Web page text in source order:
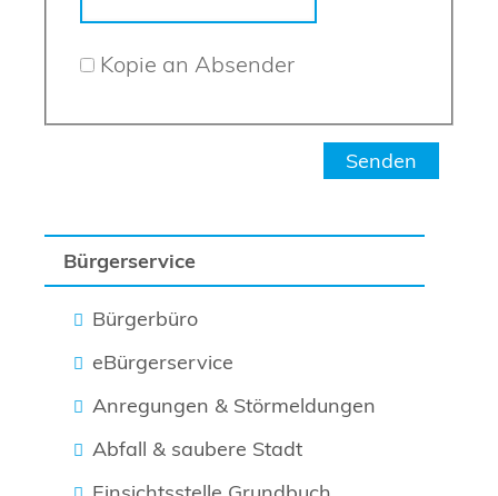
Bürgerservice
Bürgerbüro
eBürgerservice
Anregungen & Störmeldungen
Abfall & saubere Stadt
Kopie an Absender